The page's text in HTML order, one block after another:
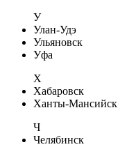
У
Улан-Удэ
Ульяновск
Уфа
Х
Хабаровск
Ханты-Мансийск
Ч
Челябинск